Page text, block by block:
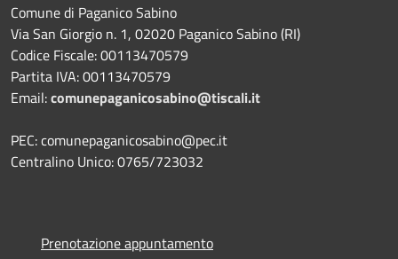
Comune di Paganico Sabino
Via San Giorgio n. 1, 02020 Paganico Sabino (RI)
Codice Fiscale: 00113470579
Partita IVA: 00113470579
Email:comunepaganicosabino@tiscali.it
PEC: comunepaganicosabino@pec.it
Centralino Unico: 0765/723032
Prenotazione appuntamento